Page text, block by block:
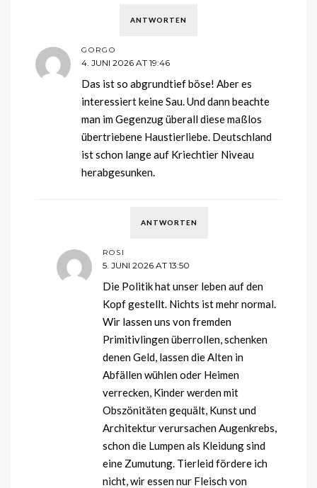
ANTWORTEN
GORGO
4. JUNI 2026 AT 19:46
Das ist so abgrundtief böse! Aber es
interessiert keine Sau. Und dann beachte
man im Gegenzug überall diese maßlos
übertriebene Haustierliebe. Deutschland
ist schon lange auf Kriechtier Niveau
herabgesunken.
ANTWORTEN
ROSI
5. JUNI 2026 AT 13:50
Die Politik hat unser leben auf den
Kopf gestellt. Nichts ist mehr normal.
Wir lassen uns von fremden
Primitivlingen überrollen, schenken
denen Geld, lassen die Alten in
Abfällen wühlen oder Heimen
verrecken, Kinder werden mit
Obszönitäten gequält, Kunst und
Architektur verursachen Augenkrebs,
schon die Lumpen als Kleidung sind
eine Zumutung. Tierleid fördere ich
nicht, wir essen nur Fleisch von